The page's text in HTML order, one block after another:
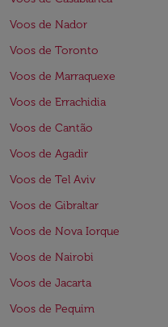
Voos de Nador
Voos de Toronto
Voos de Marraquexe
Voos de Errachidia
Voos de Cantão
Voos de Agadir
Voos de Tel Aviv
Voos de Gibraltar
Voos de Nova Iorque
Voos de Nairobi
Voos de Jacarta
Voos de Pequim